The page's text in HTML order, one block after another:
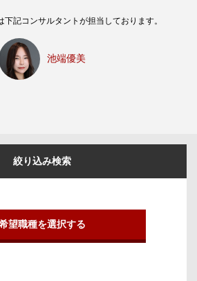
下記コンサルタントが担当しております。
池端優美
絞り込み検索
望職種を選択する